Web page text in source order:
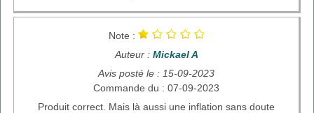
Note :
Auteur : Mickael A
Avis posté le : 15-09-2023
Commande du : 07-09-2023
Produit correct. Mais là aussi une inflation sans doute